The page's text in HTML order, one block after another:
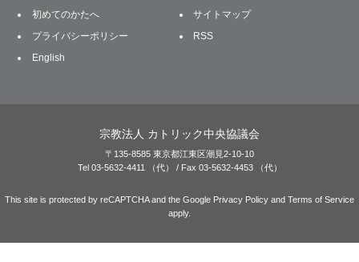
初めてのかたへ
サイトマップ
プライバシーポリシー
RSS
English
宗教法人 カトリック中央協議会
〒135-8585 東京都江東区潮見2-10-10
Tel 03-5632-4411 （代） / Fax 03-5632-4453 （代）
This site is protected by reCAPTCHA and the Google Privacy Policy and Terms of Service
apply.